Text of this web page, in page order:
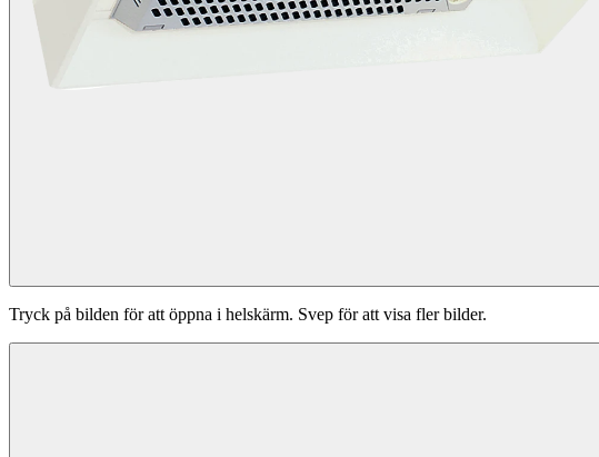
Tryck på bilden för att öppna i helskärm. Svep för att visa fler bilder.